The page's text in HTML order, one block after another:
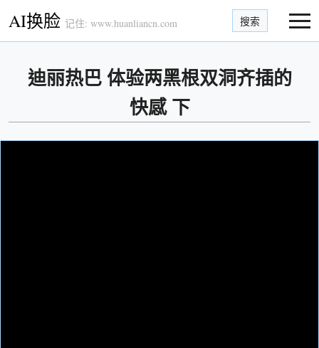
AI换脸 记住: www.huanliancn.com 搜索
迪丽热巴 体验两黑根双洞齐插的
快感 下